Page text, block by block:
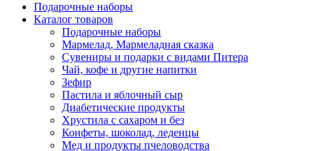
Подарочные наборы
Каталог товаров
Подарочные наборы
Мармелад, Мармеладная сказка
Сувениры и подарки с видами Питера
Чай, кофе и другие напитки
Зефир
Пастила и яблочный сыр
Диабетические продукты
Хрустила с сахаром и без
Конфеты, шоколад, леденцы
Мед и продукты пчеловодства